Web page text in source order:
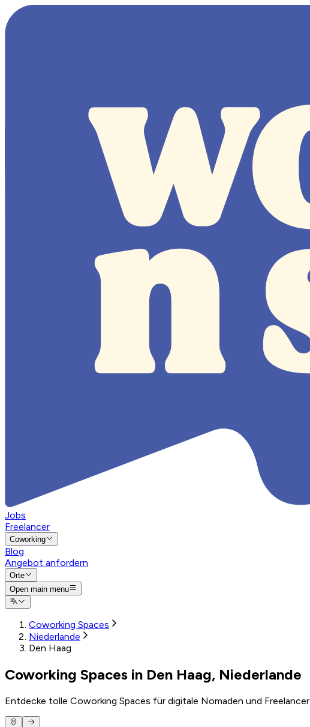
Jobs
Freelancer
Coworking
Blog
Angebot anfordern
Orte
Open main menu
Coworking Spaces
Niederlande
Den Haag
Coworking Spaces in Den Haag, Niederlande
Entdecke tolle Coworking Spaces für digitale Nomaden und Freelancer